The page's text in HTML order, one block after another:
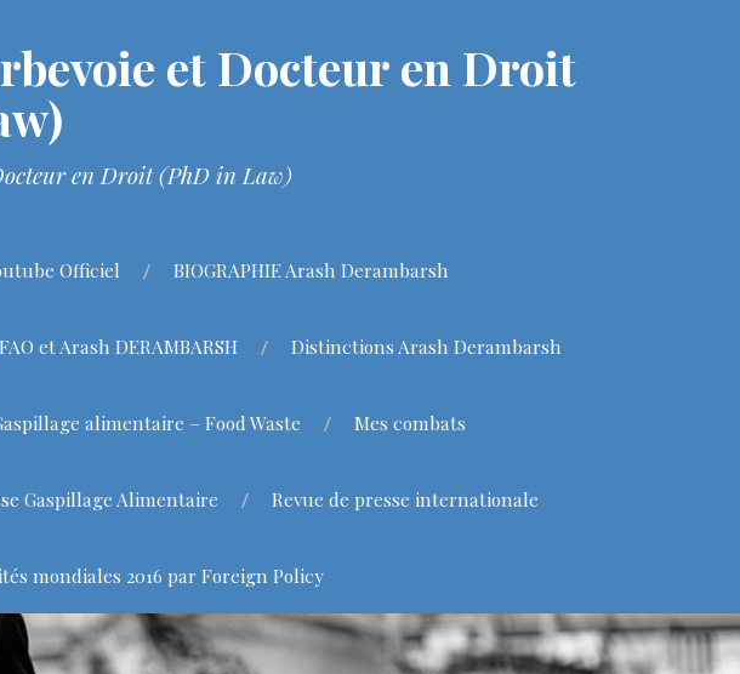
et Docteur en Droit
en Droit (PhD in Law)
Officiel BIOGRAPHIE Arash Derambarsh
et Arash DERAMBARSH Distinctions Arash Derambarsh
alimentaire – Food Waste Mes combats
Gaspillage Alimentaire Revue de presse internationale
mondiales 2016 par Foreign Policy